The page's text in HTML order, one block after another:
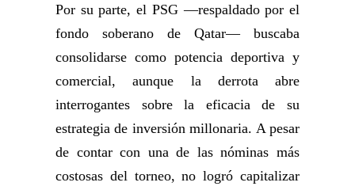
Por su parte, el PSG —respaldado por el
fondo soberano de Qatar— buscaba
consolidarse como potencia deportiva y
comercial, aunque la derrota abre
interrogantes sobre la eficacia de su
estrategia de inversión millonaria. A pesar
de contar con una de las nóminas más
costosas del torneo, no logró capitalizar